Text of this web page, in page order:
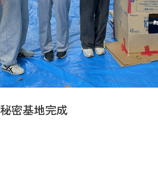
秘密基地完成